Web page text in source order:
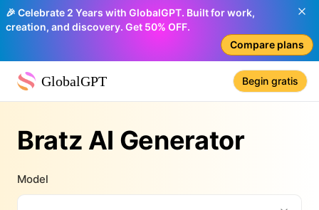
🎉 Celebrate 2 Years with GlobalGPT. Built for work,
creation, and discovery. Get 50% OFF.
Compare plans
GlobalGPT Begin gratis
Bratz AI Generator
Model